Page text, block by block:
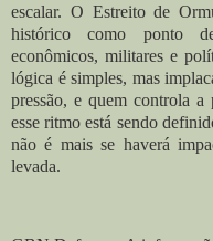
escalar. O Estreito de
histórico como ponto
econômicos, militares e
lógica é simples, mas
pressão, e quem controla
esse ritmo está sendo
não é mais se haverá
levada.